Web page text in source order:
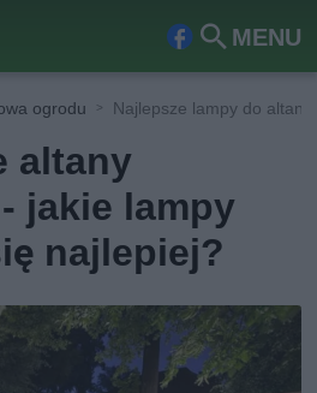
MENU
Fa
ook
Szu
ogrodu Najlepsze lampy do
altany
jakie lampy
najlepiej?